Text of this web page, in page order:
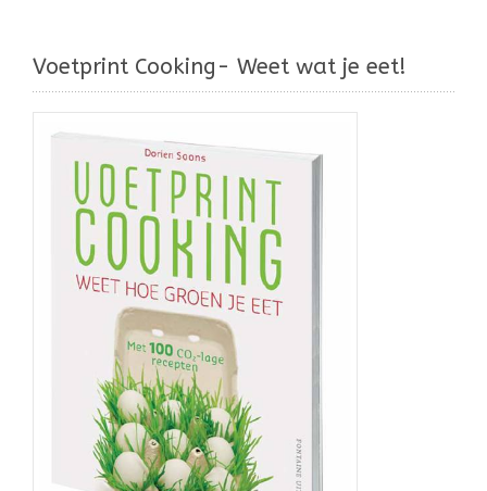
Voetprint Cooking- Weet wat je eet!